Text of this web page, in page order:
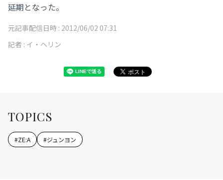
延期となった。
元記事配信日時 : 2012/06/02 07:31
記者 : イ・ヘリン
TOPICS
#ZE:A #ジュンヨン